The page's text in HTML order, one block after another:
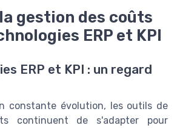
gestion des coûts
ERP et KPI
ERP et KPI : un regard
constante évolution, les outils de
continuent de s'adapter pour